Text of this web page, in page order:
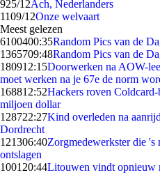
925/12Ach, Nederlanders
1109/12Onze welvaart
Meest gelezen
6100400:35Random Pics van de
1365709:48Random Pics van de
180912:15Doorwerken na AOW-
moet werken na je 67e de norm
168812:52Hackers roven
miljoen dollar
128722:27Kind overleden na
Dordrecht
121306:40Zorgmedewerkster die 's
ontslagen
1001 20:44Litouwen vindt opnieuw